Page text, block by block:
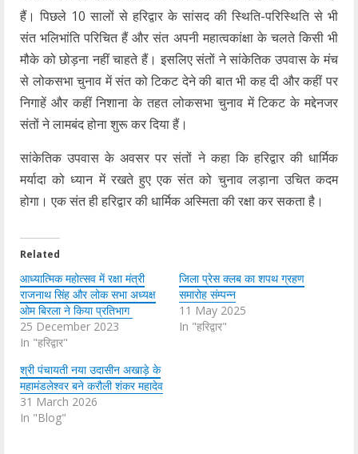
हैं। पिछले 10 सालों से हरिद्वार के सांसद की स्थिति-परिस्थिति से भी
संत भलिभांति परिचित हैं और संत अपनी महात्वकांक्षा के चलते किसी भी
मौके को छोड़ना नहीं चाहते हैं। इसलिए संतों ने सांकेतिक उपवास के मंच
से लोकसभा चुनाव में संत को टिकट देने की बात भी कह दी और कहीं पर
निगाहें और कहीं निशाना के तहत लोकसभा चुनाव में टिकट के मद्देनजर
संतों ने लामबंद होना शुरू कर दिया हैं।
सांकेतिक उपवास के अवसर पर संतों ने कहा कि हरिद्वार की धार्मिक
मर्यादा को ध्यान में रखते हुए एक संत को चुनाव लड़ाना उचित कदम
होगा। एक संत ही हरिद्वार की धार्मिक अस्मिता की रक्षा कर सकता है।
Related
आध्यात्मिक महोत्सव में रक्षा मंत्री
राजनाथ सिंह और लोक सभा अध्यक्ष
ओम बिरला ने किया प्रतिभाग
25 December 2023
In "हरिद्वार"
जिला प्रेस क्लब का शपथ ग्रहण
समारोह संम्पन्न
11 May 2025
In "हरिद्वार"
श्री पंचायती नया उदासीन अखाड़े के
महामंडलेश्वर बने करौली शंकर महादेव
31 March 2026
In "Blog"